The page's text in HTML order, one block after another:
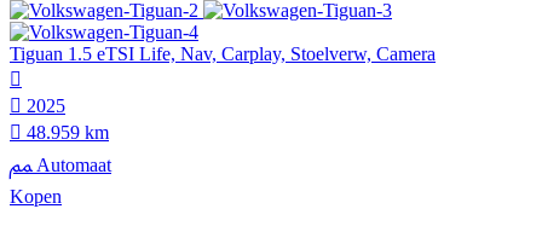
Tiguan 1.5 eTSI Life, Nav, Carplay, Stoelverw, Camera
2025
48.959 km
Automaat
Kopen